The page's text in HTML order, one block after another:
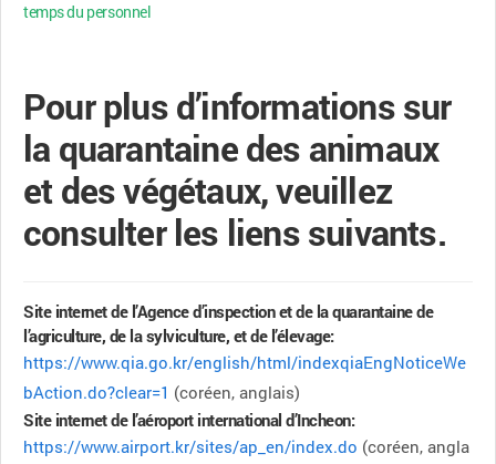
temps du personnel
Pour plus d’informations sur
la quarantaine des animaux
et des végétaux, veuillez
consulter les liens suivants.
Site internet de l’Agence d’inspection et de la quarantaine de
l’agriculture, de la sylviculture, et de l’élevage:
https://www.qia.go.kr/english/html/indexqiaEngNoticeWe
bAction.do?clear=1 (coréen, anglais)
Site internet de l’aéroport international d’Incheon:
https://www.airport.kr/sites/ap_en/index.do (coréen, angla